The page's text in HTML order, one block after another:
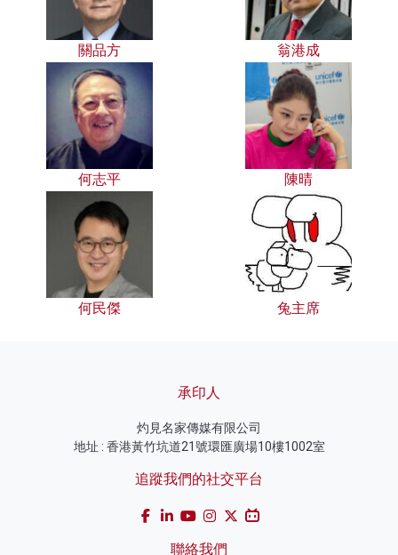
關品方 翁港成
何志平 陳晴
何民傑 兔主席
承印人
灼見名家傳媒有限公司
地址 : 香港黃竹坑道21號環匯廣場10樓1002室
追蹤我們的社交平台
聯絡我們